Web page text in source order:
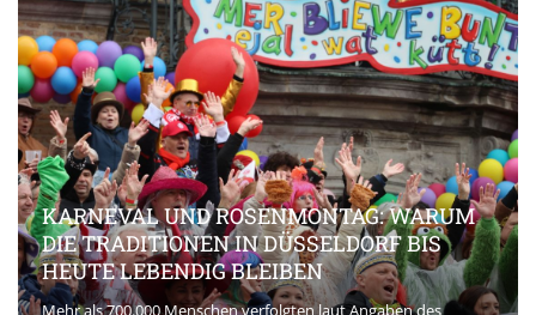
KARNEVAL UND ROSENMONTAG: WARUM
DIE TRADITIONEN IN DÜSSELDORF BIS
HEUTE LEBENDIG BLEIBEN
Mehr als 700.000 Menschen verfolgten laut Angaben des